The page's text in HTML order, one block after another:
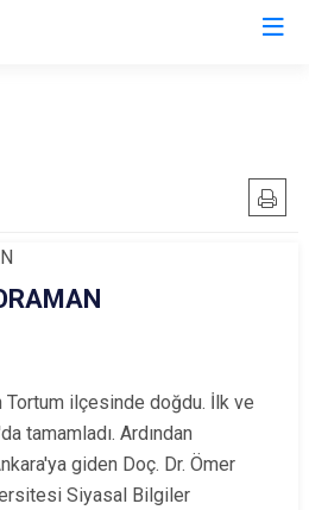
Tortum ilçesinde doğdu. İlk ve
tamamladı. Ardından
giden Doç. Dr. Ömer
Siyasal Bilgiler